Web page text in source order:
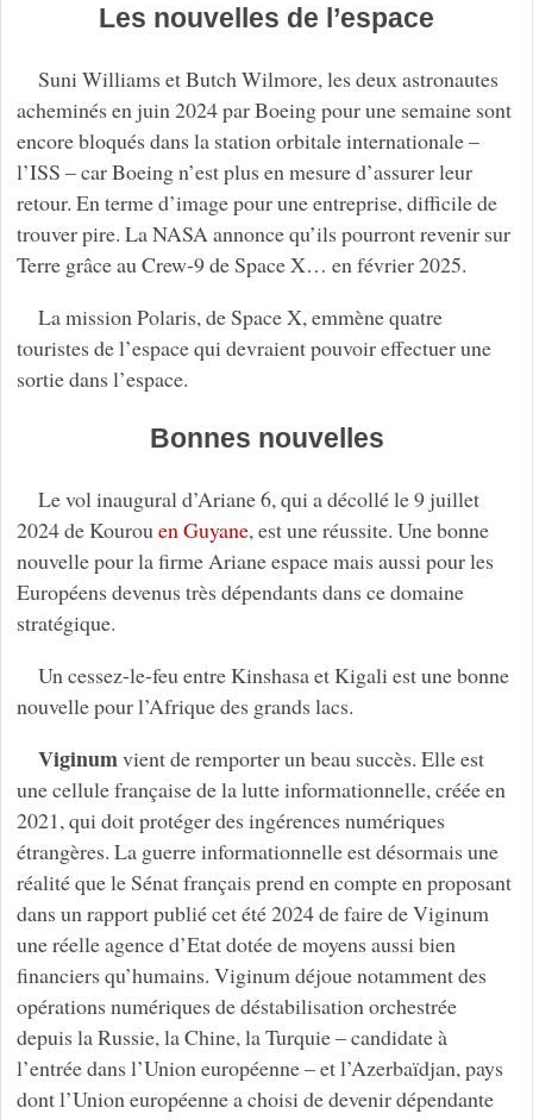
Les nouvelles de l’espace
Suni Williams et Butch Wilmore, les deux astronautes
acheminés en juin 2024 par Boeing pour une semaine sont
encore bloqués dans la station orbitale internationale –
l’ISS – car Boeing n’est plus en mesure d’assurer leur
retour. En terme d’image pour une entreprise, difficile de
trouver pire. La NASA annonce qu’ils pourront revenir sur
Terre grâce au Crew-9 de Space X… en février 2025.
La mission Polaris, de Space X, emmène quatre
touristes de l’espace qui devraient pouvoir effectuer une
sortie dans l’espace.
Bonnes nouvelles
Le vol inaugural d’Ariane 6, qui a décollé le 9 juillet
2024 de Kourouen Guyane, est une réussite. Une bonne
nouvelle pour la firme Ariane espace mais aussi pour les
Européens devenus très dépendants dans ce domaine
stratégique.
Un cessez-le-feu entre Kinshasa et Kigali est une bonne
nouvelle pour l’Afrique des grands lacs.
Viginumvient de remporter un beau succès. Elle est
une cellule française de la lutte informationnelle, créée en
2021, qui doit protéger des ingérences numériques
étrangères. La guerre informationnelle est désormais une
réalité que le Sénat français prend en compte en proposant
dans un rapport publié cet été 2024 de faire de Viginum
une réelle agence d’Etat dotée de moyens aussi bien
financiers qu’humains. Viginum déjoue notamment des
opérations numériques de déstabilisation orchestrée
depuis la Russie, la Chine, la Turquie – candidate à
l’entrée dans l’Union européenne – et l’Azerbaïdjan, pays
dont l’Union européenne a choisi de devenir dépendante